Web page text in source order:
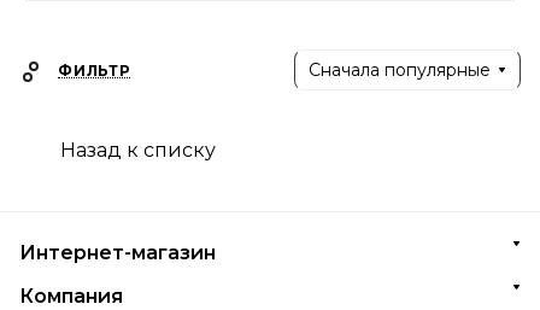
ФИЛЬТР Сначала популярные
Назад к списку
Интернет-магазин
Компания